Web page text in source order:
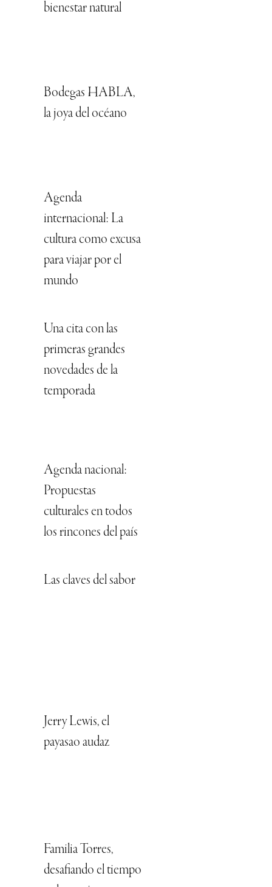
bienestar natural
Bodegas HABLA,
la joya del océano
Agenda
internacional: La
cultura como excusa
para viajar por el
mundo
Una cita con las
primeras grandes
novedades de la
temporada
Agenda nacional:
Propuestas
culturales en todos
los rincones del país
Las claves del sabor
Jerry Lewis, el
payasao audaz
Familia Torres,
desafiando el tiempo